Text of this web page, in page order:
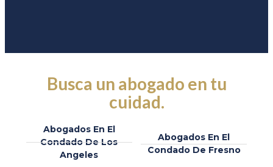
Busca un abogado en tu
cuidad.
Abogados En El
Condado De Los
Angeles
Abogados En El
Condado De Fresno